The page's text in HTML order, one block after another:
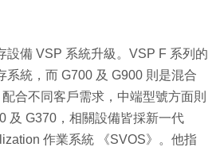
設備 VSP 系統升級。VSP F 系列的
系統，而 G700 及 G900 則是混合
合不同客戶需求，中端型號方面則
及 G370，相關設備皆採新一代
作業系統 《SVOS》。他指